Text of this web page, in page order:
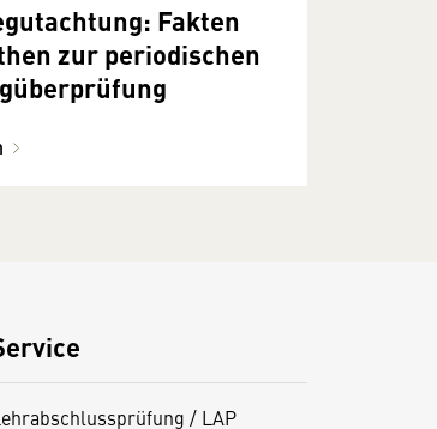
Fakten
zur periodischen
/ LAP